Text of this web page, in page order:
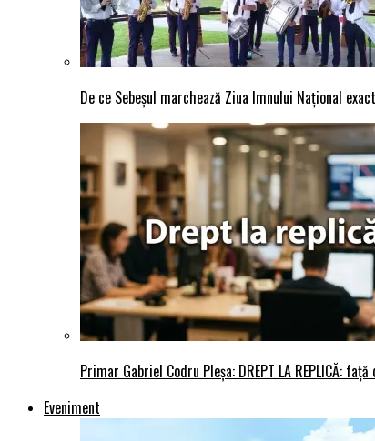
De ce Sebeșul marchează Ziua Imnului Național
Primar Gabriel Codru Pleșa: DREPT LA REPLICĂ:
Eveniment